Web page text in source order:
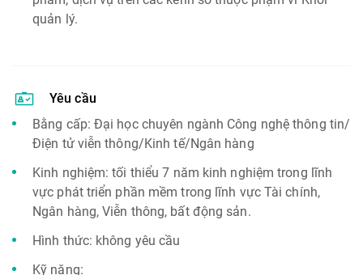
quản lý.
Yêu cầu
Bằng cấp: Đại học chuyên ngành Công nghệ thông tin/
Điện tử viễn thông/Kinh tế/Ngân hàng
Kinh nghiệm: tối thiểu 7 năm kinh nghiệm trong lĩnh
vực phát triển phần mềm trong lĩnh vực Tài chính,
Ngân hàng, Viễn thông, bất động sản.
Hình thức: không yêu cầu
Kỹ năng: